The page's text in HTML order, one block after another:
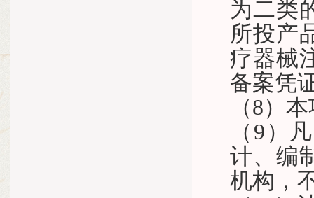
为二类
所投产
疗器械
备案凭
（8）
（9）
计、编
机构，